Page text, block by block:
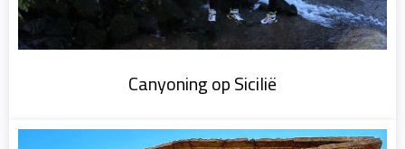
Canyoning op Sicilië